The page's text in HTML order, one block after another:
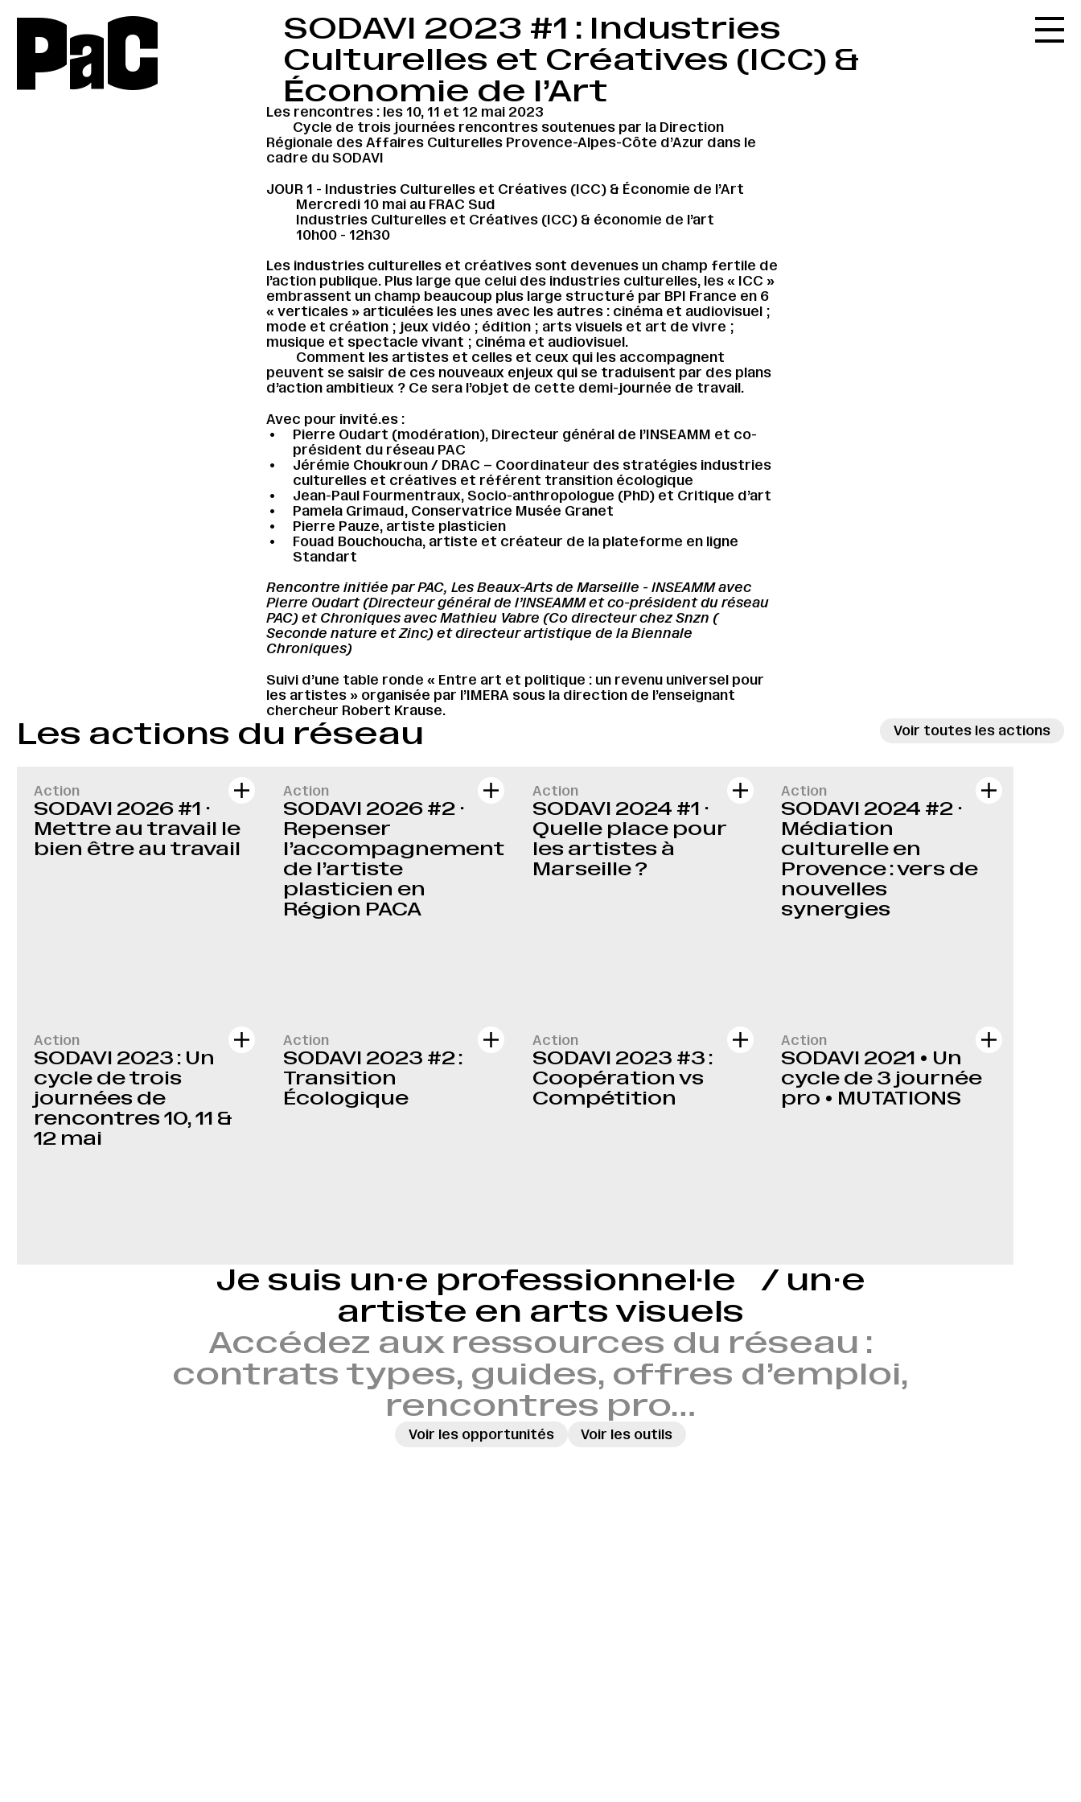
PaC
Accueil
SODAVI 2023 #1 : Industries
Culturelles et Créatives (ICC) &
Économie de l’Art
Les rencontres : les 10, 11 et 12 mai 2023
Cycle de trois journées rencontres soutenues par la Direction
Régionale des Affaires Culturelles Provence-Alpes-Côte d’Azur dans le
cadre du SODAVI
JOUR 1 - Industries Culturelles et Créatives (ICC) & Économie de l’Art
Mercredi 10 mai au FRAC Sud
Industries Culturelles et Créatives (ICC) & économie de l’art
10h00 - 12h30
Les industries culturelles et créatives sont devenues un champ fertile de
l’action publique. Plus large que celui des industries culturelles, les « ICC »
embrassent un champ beaucoup plus large structuré par BPI France en 6
« verticales » articulées les unes avec les autres : cinéma et audiovisuel ;
mode et création ; jeux vidéo ; édition ; arts visuels et art de vivre ;
musique et spectacle vivant ; cinéma et audiovisuel.
Comment les artistes et celles et ceux qui les accompagnent
peuvent se saisir de ces nouveaux enjeux qui se traduisent par des plans
d’action ambitieux ? Ce sera l’objet de cette demi-journée de travail.
Avec pour invité.es :
Pierre Oudart (modération), Directeur général de l’INSEAMM et co-
président du réseau PAC
Jérémie Choukroun / DRAC – Coordinateur des stratégies industries
culturelles et créatives et référent transition écologique
Jean-Paul Fourmentraux, Socio-anthropologue (PhD) et Critique d’art
Pamela Grimaud, Conservatrice Musée Granet
Pierre Pauze, artiste plasticien
Fouad Bouchoucha, artiste et créateur de la plateforme en ligne
Standart
Rencontre initiée par PAC, Les Beaux-Arts de Marseille - INSEAMM avec
Pierre Oudart (Directeur général de l’INSEAMM et co-président du réseau
PAC) et Chroniques avec Mathieu Vabre (Co directeur chez Snzn (
Seconde nature et Zinc) et directeur artistique de la Biennale
Chroniques)
Suivi d’une table ronde « Entre art et politique : un revenu universel pour
les artistes » organisée par l’IMERA sous la direction de l’enseignant
chercheur Robert Krause.
Les actions du réseau Voir toutes les actions
Action
SODAVI 2026 #1 ·
Mettre au travail le
bien être au travail
Action
SODAVI 2026 #2 ·
Repenser
l’accompagnement
de l’artiste
plasticien en
Région PACA
Action
SODAVI 2024 #1 ·
Quelle place pour
les artistes à
Marseille ?
Action
SODAVI 2024 #2 ·
Médiation
culturelle en
Provence : vers de
nouvelles
synergies
Action
SODAVI 2023 : Un
cycle de trois
journées de
rencontres 10, 11 &
12 mai
Action
SODAVI 2023 #2 :
Transition
Écologique
Action
SODAVI 2023 #3 :
Coopération vs
Compétition
Action
SODAVI 2021 • Un
cycle de 3 journée
pro • MUTATIONS
Je suis un·e professionnel·le / un·e
artiste en arts visuels
Accédez aux ressources du réseau :
contrats types, guides, offres d’emploi,
rencontres pro…
→
Voir les opportunités Voir les outils